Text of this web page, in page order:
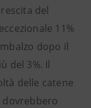
del
11%
dopo il
del 3%. Il
delle catene
dovrebbero